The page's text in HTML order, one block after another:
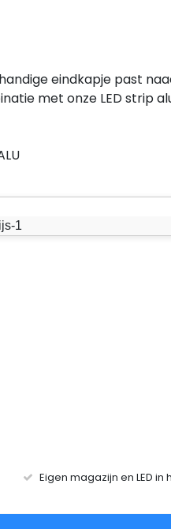
eindkapje past
met onze LED strip
1
Eigen magazijn en LED